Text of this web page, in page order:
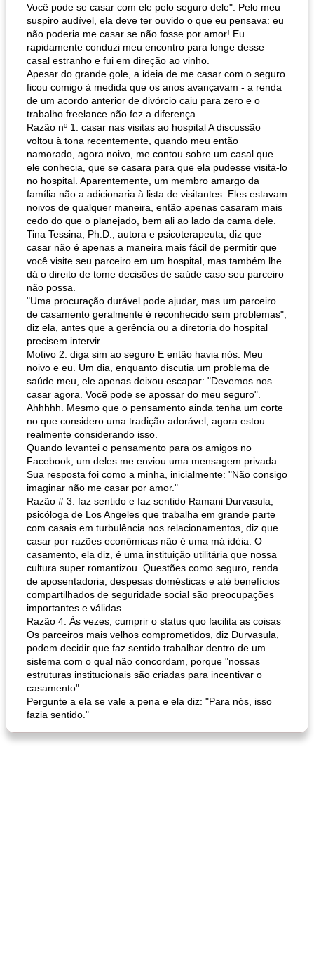
Você pode se casar com ele pelo seguro dele". Pelo meu
suspiro audível, ela deve ter ouvido o que eu pensava: eu
não poderia me casar se não fosse por amor! Eu
rapidamente conduzi meu encontro para longe desse
casal estranho e fui em direção ao vinho.
Apesar do grande gole, a ideia de me casar com o seguro
ficou comigo à medida que os anos avançavam - a renda
de um acordo anterior de divórcio caiu para zero e o
trabalho freelance não fez a diferença .
Razão nº 1: casar nas visitas ao hospital A discussão
voltou à tona recentemente, quando meu então
namorado, agora noivo, me contou sobre um casal que
ele conhecia, que se casara para que ela pudesse visitá-lo
no hospital. Aparentemente, um membro amargo da
família não a adicionaria à lista de visitantes. Eles estavam
noivos de qualquer maneira, então apenas casaram mais
cedo do que o planejado, bem ali ao lado da cama dele.
Tina Tessina, Ph.D., autora e psicoterapeuta, diz que
casar não é apenas a maneira mais fácil de permitir que
você visite seu parceiro em um hospital, mas também lhe
dá o direito de tome decisões de saúde caso seu parceiro
não possa.
"Uma procuração durável pode ajudar, mas um parceiro
de casamento geralmente é reconhecido sem problemas",
diz ela, antes que a gerência ou a diretoria do hospital
precisem intervir.
Motivo 2: diga sim ao seguro E então havia nós. Meu
noivo e eu. Um dia, enquanto discutia um problema de
saúde meu, ele apenas deixou escapar: "Devemos nos
casar agora. Você pode se apossar do meu seguro".
Ahhhhh. Mesmo que o pensamento ainda tenha um corte
no que considero uma tradição adorável, agora estou
realmente considerando isso.
Quando levantei o pensamento para os amigos no
Facebook, um deles me enviou uma mensagem privada.
Sua resposta foi como a minha, inicialmente: "Não consigo
imaginar não me casar por amor."
Razão # 3: faz sentido e faz sentido Ramani Durvasula,
psicóloga de Los Angeles que trabalha em grande parte
com casais em turbulência nos relacionamentos, diz que
casar por razões econômicas não é uma má idéia. O
casamento, ela diz, é uma instituição utilitária que nossa
cultura super romantizou. Questões como seguro, renda
de aposentadoria, despesas domésticas e até benefícios
compartilhados de seguridade social são preocupações
importantes e válidas.
Razão 4: Às vezes, cumprir o status quo facilita as coisas
Os parceiros mais velhos comprometidos, diz Durvasula,
podem decidir que faz sentido trabalhar dentro de um
sistema com o qual não concordam, porque "nossas
estruturas institucionais são criadas para incentivar o
casamento"
Pergunte a ela se vale a pena e ela diz: "Para nós, isso
fazia sentido."